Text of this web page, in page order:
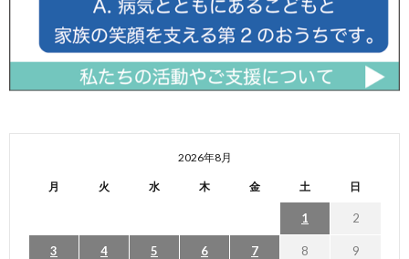
2026年8月
月 火 水 木 金 土 日
1 2
3 4 5 6 7 8 9